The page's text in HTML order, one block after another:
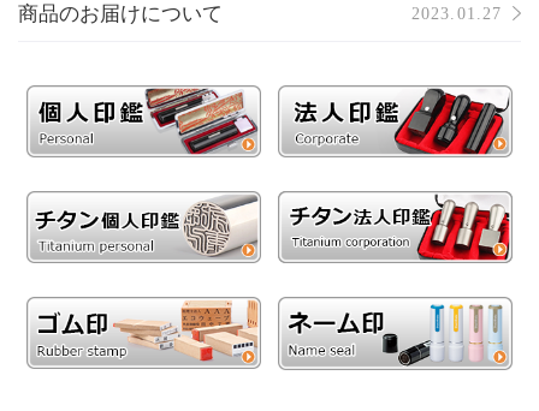
商品のお届けについて 2023.01.27